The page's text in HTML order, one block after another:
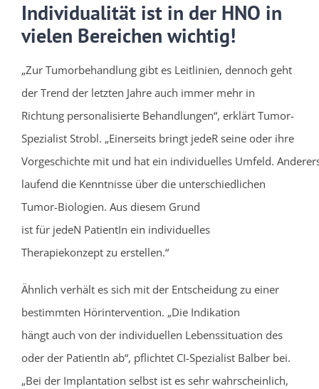
Individualität ist in der HNO in
vielen Bereichen wichtig!
„Zur Tumorbehandlung gibt es Leitlinien, dennoch geht
der Trend der letzten Jahre auch immer mehr in
Richtung personalisierte Behandlungen“, erklärt Tumor-
Spezialist Strobl. „Einerseits bringt jedeR seine oder ihre
Vorgeschichte mit und hat ein individuelles Umfeld.
laufend die Kenntnisse über die unterschiedlichen
Tumor-Biologien. Aus diesem Grund
ist für jedeN PatientIn ein individuelles
Therapiekonzept zu erstellen.“
Ähnlich verhält es sich mit der Entscheidung zu einer
bestimmten Hörintervention. „Die Indikation
hängt auch von der individuellen Lebenssituation des
oder der PatientIn ab“, pflichtet CI-Spezialist Balber bei.
„Bei der Implantation selbst ist es sehr wahrscheinlich,